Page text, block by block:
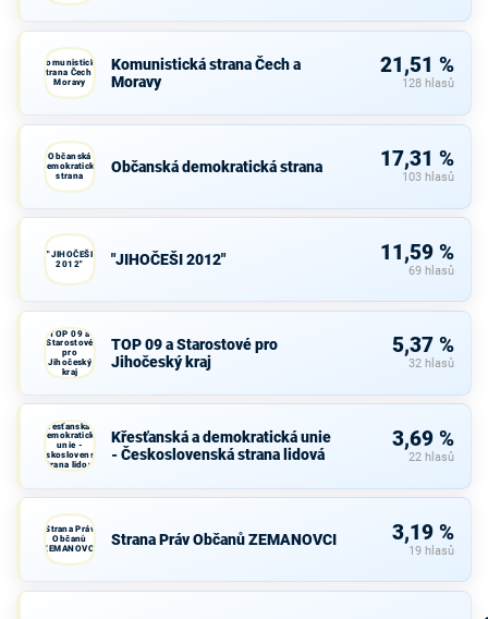
Komunistická
strana Čech a
Moravy
Komunistická strana Čech a
Moravy
21,51 %
128 hlasů
Občanská
demokratická
strana
Občanská demokratická strana 17,31 %
103 hlasů
"JIHOČEŠI
2012"
"JIHOČEŠI 2012" 11,59 %
69 hlasů
TOP 09 a
Starostové
pro
Jihočeský
kraj
TOP 09 a Starostové pro
Jihočeský kraj
5,37 %
32 hlasů
Křesťanská a
demokratická
unie -
Československá
strana lidová
Křesťanská a demokratická unie
- Československá strana lidová
3,69 %
22 hlasů
Strana Práv
Občanů
ZEMANOVCI
Strana Práv Občanů ZEMANOVCI 3,19 %
19 hlasů